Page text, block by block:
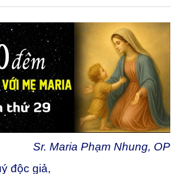
Sr. Maria Phạm Nhung, OP
độc giả,